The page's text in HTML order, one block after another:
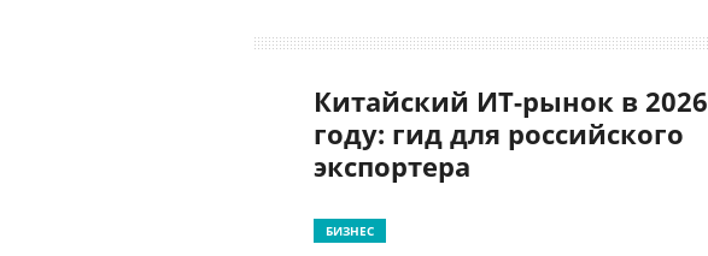
Китайский ИТ-рынок в 2026
году: гид для российского
экспортера
БИЗНЕС